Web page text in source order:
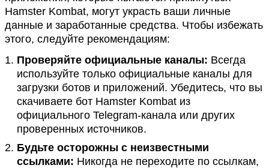
Hamster Kombat, могут украсть ваши личные
данные и заработанные средства. Чтобы избежать
этого, следуйте рекомендациям:
Проверяйте официальные каналы: Всегда
используйте только официальные каналы для
загрузки ботов и приложений. Убедитесь, что вы
скачиваете бот Hamster Kombat из
официального Telegram-канала или других
проверенных источников.
Будьте осторожны с неизвестными
ссылками: Никогда не переходите по ссылкам,